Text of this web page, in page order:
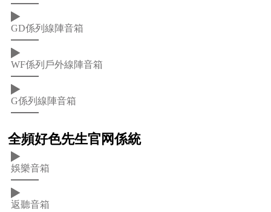
GD係列線陣音箱
WF係列戶外線陣音箱
G係列線陣音箱
全頻好色先生官网係統
娛樂音箱
返聽音箱